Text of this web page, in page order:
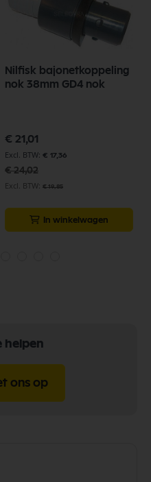
Nilfisk bajonetkoppeling
nok 38mm GD4 nok
Speciale
prijs
€ 21,01
€ 17,36
€ 24,02
€ 19,85
In winkelwagen
helpen
ons op